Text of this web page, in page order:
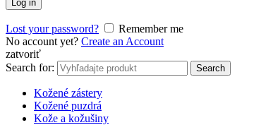
Log in
Lost your password?
Remember me
No account yet? Create an Account
zatvoriť
Search for:
Search
Kožené zástery
Kožené puzdrá
Kože a kožušiny